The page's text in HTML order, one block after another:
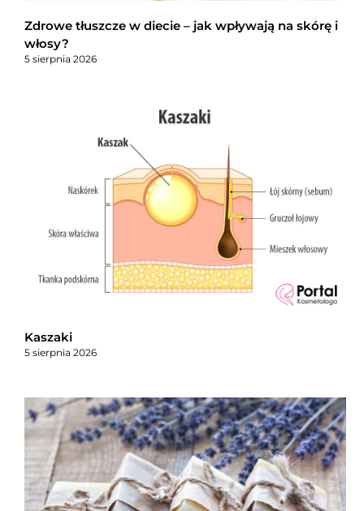
Zdrowe tłuszcze w diecie – jak wpływają na skórę i
włosy?
5 sierpnia 2026
Kaszaki
5 sierpnia 2026